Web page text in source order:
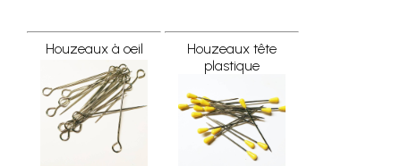
Houzeaux à oeil
Houzeaux tête
plastique